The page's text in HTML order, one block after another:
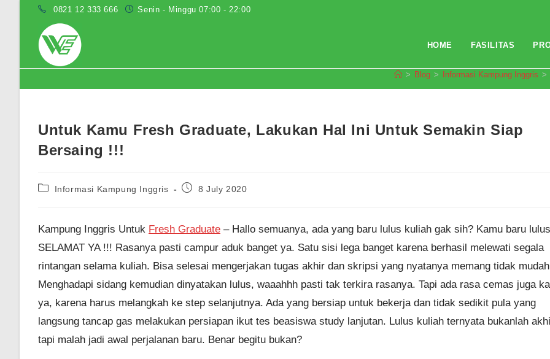
0821 12 333 666 Senin - Minggu 07:00 - 22:00
HOME FASILITAS
> Blog > Informasi Kampung Inggris >
Untuk Kamu Fresh Graduate, Lakukan Hal Ini Untuk Semakin Siap
Bersaing !!!
PostInformasi Kampung Inggris
Post8 July 2020
Kampung Inggris Untuk Fresh Graduate – Hallo semuanya, ada yang baru lulus kuliah gak sih? Kamu baru
SELAMAT YA !!! Rasanya pasti campur aduk banget ya. Satu sisi lega banget karena berhasil melewati segala
rintangan selama kuliah. Bisa selesai mengerjakan tugas akhir dan skripsi yang nyatanya memang tidak
Menghadapi sidang kemudian dinyatakan lulus, waaahhh pasti tak terkira rasanya. Tapi ada rasa cemas juga
ya, karena harus melangkah ke step selanjutnya. Ada yang bersiap untuk bekerja dan tidak sedikit pula yang
langsung tancap gas melakukan persiapan ikut tes beasiswa study lanjutan. Lulus kuliah ternyata bukanlah
tapi malah jadi awal perjalanan baru. Benar begitu bukan?